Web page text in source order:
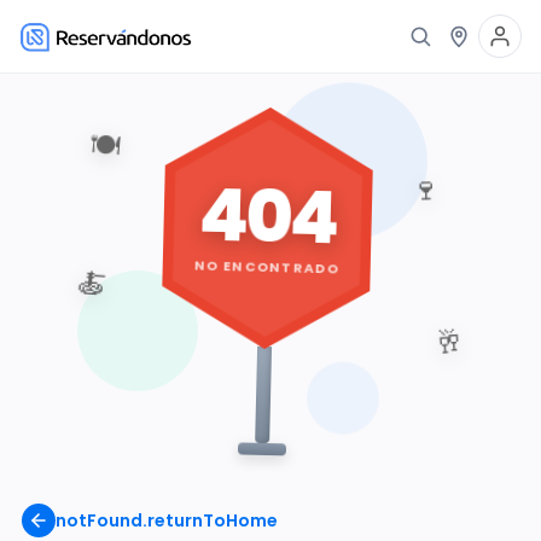
notFound.returnToHome
🍽️
🍷
🥂
🍝
404
NO ENCONTRADO